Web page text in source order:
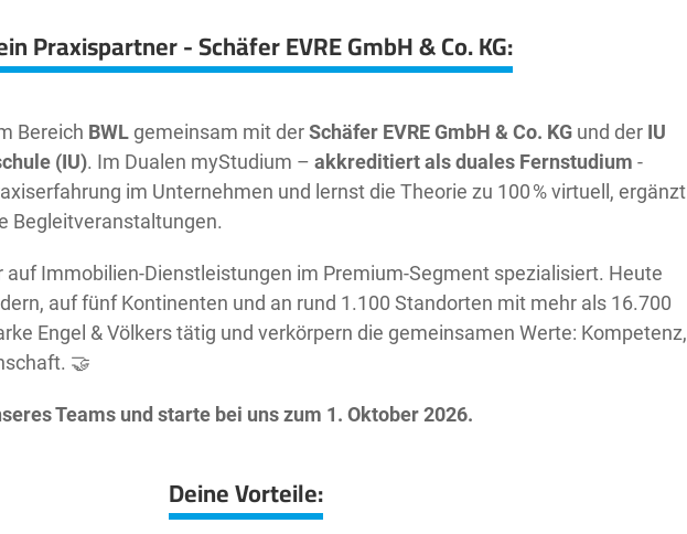
Praxispartner - Schäfer EVRE GmbH & Co. KG:
Bereich BWL gemeinsam mit derSchäfer EVRE GmbH & Co. KG und der IU
(IU). Im Dualen myStudium – akkreditiert als duales Fernstudium -
im Unternehmen und lernst die Theorie zu 100 % virtuell, ergänzt
Begleitveranstaltungen.
auf Immobilien-Dienstleistungen im Premium-Segment spezialisiert. Heute
auf fünf Kontinenten und an rund 1.100 Standorten mit mehr als 16.700
Engel & Völkers tätig und verkörpern die gemeinsamen Werte: Kompetenz,
🤝
Teams und starte bei uns zum 1. Oktober2026.
Deine Vorteile: